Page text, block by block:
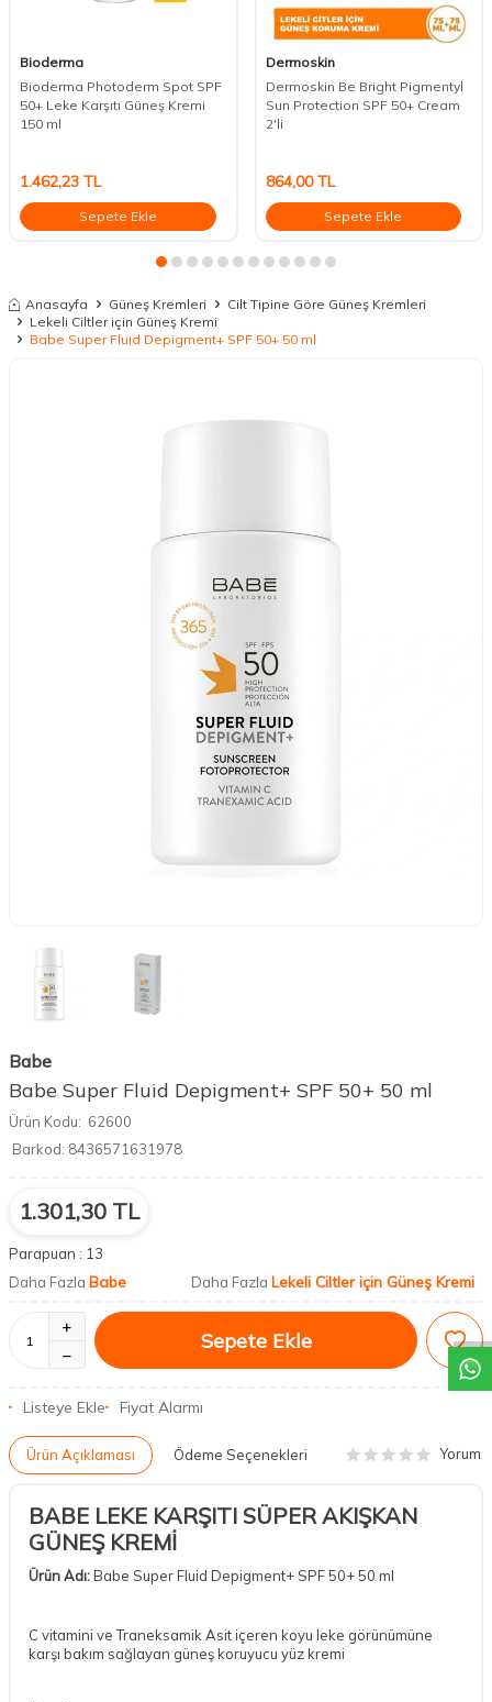
DESTEK
Bioderma
Bioderma Photoderm Spot SPF
50+ Leke Karşıtı Güneş Kremi
150 ml
1.462,23 TL
Sepete Ekle
Dermoskin
Dermoskin Be Bright Pigmentyl
Sun Protection SPF 50+ Cream
2'li
864,00TL
Sepete Ekle
Anasayfa Güneş Kremleri
Cilt Tipine Göre Güneş Kremleri
Lekeli Ciltler için Güneş Kremi
Babe Super Fluid Depigment+ SPF 50+ 50 ml
Babe
Babe Super Fluid Depigment+ SPF 50+ 50 ml
Ürün Kodu: 62600
Barkod: 8436571631978
1.301,30 TL
Parapuan : 13
Daha Fazla Babe Daha Fazla Lekeli Ciltler için Güneş Kremi
Sepete Ekle
Listeye Ekle Fiyat Alarmı
Ürün Açıklaması Ödeme Seçenekleri Yorum
BABE LEKE KARŞITI SÜPER AKIŞKAN
GÜNEŞ KREMİ
Ürün Adı:Babe Super Fluid Depigment+ SPF 50+ 50 ml
C vitamini ve Traneksamik Asit içeren koyu leke görünümüne
karşı bakım sağlayan güneş koruyucu yüz kremi